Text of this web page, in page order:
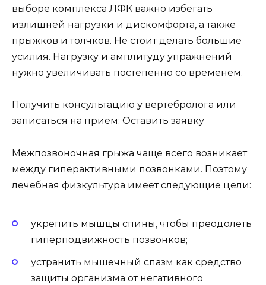
выборе комплекса ЛФК важно избегать
излишней нагрузки и дискомфорта, а также
прыжков и толчков. Не стоит делать большие
усилия. Нагрузку и амплитуду упражнений
нужно увеличивать постепенно со временем.
Получить консультацию у вертебролога или
записаться на прием: Оставить заявку
Межпозвоночная грыжа чаще всего возникает
между гиперактивными позвонками. Поэтому
лечебная физкультура имеет следующие цели:
укрепить мышцы спины, чтобы преодолеть
гиперподвижность позвонков;
устранить мышечный спазм как средство
защиты организма от негативного